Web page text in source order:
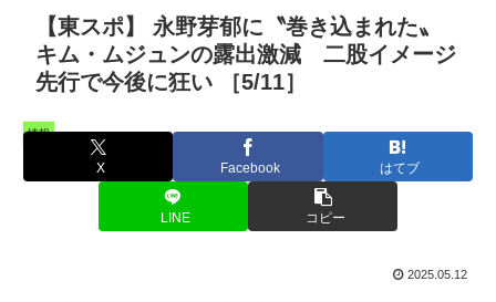
【東スポ】 永野芽郁に〝巻き込まれた〟
キム・ムジュンの露出激減 二股イメージ
先行で今後に狂い ［5/11］
情報
X Facebook はてブ
LINE コピー
2025.05.12